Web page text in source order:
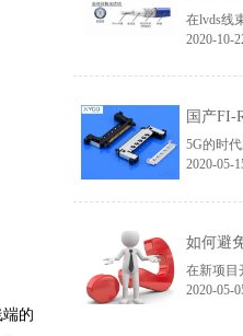
的
2020-10-
2020-05-
2020-05-